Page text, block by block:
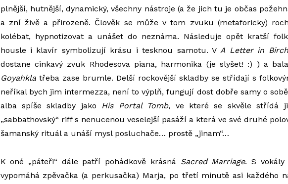
plnější, hutnější, dynamický, všechny nástroje (a že jich tu je občas
a zní živě a přirozeně. Člověk se může v tom zvuku (metaforicky)
kolébat, hypnotizovat a unášet do neznáma. Následuje opět kratší
housle i klavír symbolizují krásu i tesknou samotu. VA Letter in
dostane cinkavý zvuk Rhodesova piana, harmonika (je slyšet! :) ) a
Goyahklatřeba zase brumle. Delší rockovější skladby se střídají s
neříkal bych jim intermezza, není to výplň, fungují dost dobře samy o
alba spíše skladby jako His Portal Tomb, ve které se skvěle střídá
„sabbathovský“ riff s nenucenou veselejší pasáží a která ve své druhé
šamanský rituál a unáší mysl posluchače… prostě „jinam“…
K oné „páteři“ dále patří pohádkově krásná Sacred Marriage. S
vypomáhá zpěvačka (a perkusačka) Marja, po třetí minutě asi každého